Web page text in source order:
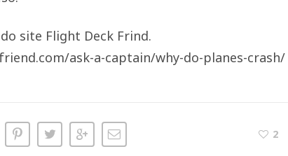
site Flight Deck Frind.
com/ask-a-captain/why-do-planes-crash/
2